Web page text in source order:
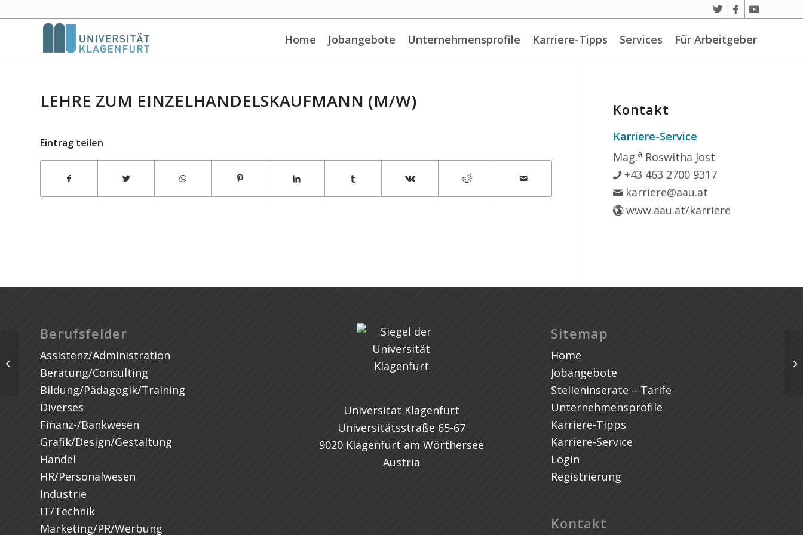
Home Jobangebote Unternehmensprofile Karriere-Tipps Services Für Arbeitgeber
LEHRE ZUM EINZELHANDELSKAUFMANN (M/W)
Eintrag teilen
Kontakt
Karriere-Service
Mag.a Roswitha Jost
+43 463 2700 9317
karriere@aau.at
www.aau.at/karriere
Berufsfelder
Assistenz/Administration
Beratung/Consulting
Bildung/Pädagogik/Training
Diverses
Finanz-/Bankwesen
Grafik/Design/Gestaltung
Handel
HR/Personalwesen
Industrie
IT/Technik
Marketing/PR/Werbung
Universität Klagenfurt
Universitätsstraße 65-67
9020 Klagenfurt am Wörthersee
Austria
Sitemap
Home
Jobangebote
Stelleninserate – Tarife
Unternehmensprofile
Karriere-Tipps
Karriere-Service
Login
Registrierung
Kontakt